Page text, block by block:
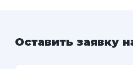
Оставить заявку